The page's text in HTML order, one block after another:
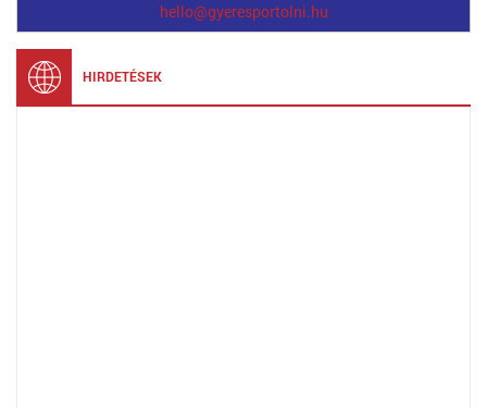
hello@gyeresportolni.hu
HIRDETÉSEK